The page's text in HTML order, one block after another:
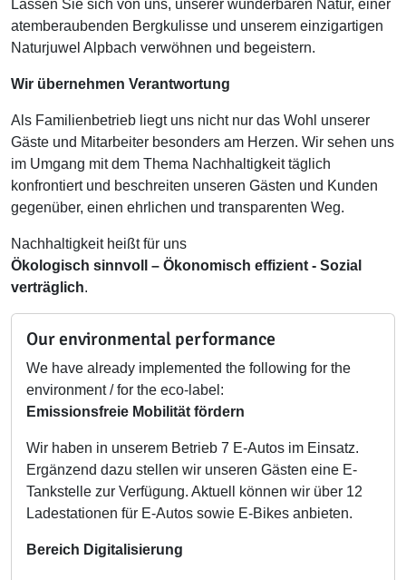
Lassen Sie sich von uns, unserer wunderbaren Natur, einer
atemberaubenden Bergkulisse und unserem einzigartigen
Naturjuwel Alpbach verwöhnen und begeistern.
Wir übernehmen Verantwortung
Als Familienbetrieb liegt uns nicht nur das Wohl unserer
Gäste und Mitarbeiter besonders am Herzen. Wir sehen uns
im Umgang mit dem Thema Nachhaltigkeit täglich
konfrontiert und beschreiten unseren Gästen und Kunden
gegenüber, einen ehrlichen und transparenten Weg.
Nachhaltigkeit heißt für uns
Ökologisch sinnvoll – Ökonomisch effizient - Sozial
verträglich.
Our environmental performance
We have already implemented the following for the
environment / for the eco-label:
Emissionsfreie Mobilität fördern
Wir haben in unserem Betrieb 7 E-Autos im Einsatz.
Ergänzend dazu stellen wir unseren Gästen eine E-
Tankstelle zur Verfügung. Aktuell können wir über 12
Ladestationen für E-Autos sowie E-Bikes anbieten.
Bereich Digitalisierung